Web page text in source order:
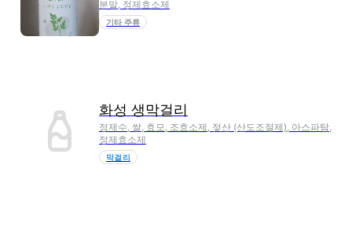
분말, 정제효소제
기타 주류
화성 생막걸리
정제수, 쌀, 효모, 조효소제, 젖산 (산도조절제), 아스파탐,
정제효소제
막걸리